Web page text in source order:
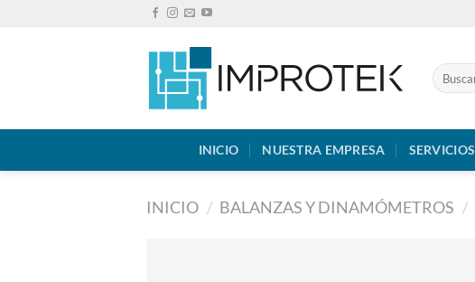
Buscar
por:
INICIO NUESTRA EMPRESA SERVICIOS
INICIO / BALANZAS Y DINAMÓMETROS /